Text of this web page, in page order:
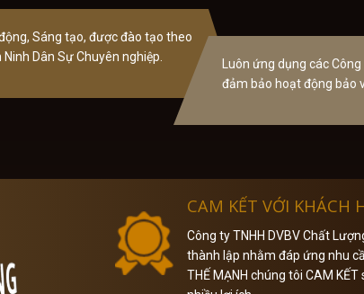
Sáng tạo, được đào tạo theo
Dân Sự Chuyên nghiệp.
Luôn ứng dụng các
đảm bảo hoạt động bảo
CAM KẾT VỚI KHÁCH
Công ty TNHH DVBV Chất
thành lập nhằm đáp ứng nhu
THẾ MẠNH chúng tôi CAM